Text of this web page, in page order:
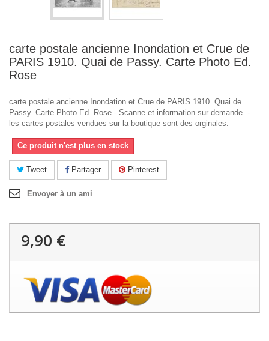
carte postale ancienne Inondation et Crue de
PARIS 1910. Quai de Passy. Carte Photo Ed.
Rose
carte postale ancienne Inondation et Crue de PARIS 1910. Quai de
Passy. Carte Photo Ed. Rose - Scanne et information sur demande. -
les cartes postales vendues sur la boutique sont des orginales.
Ce produit n'est plus en stock
Tweet Partager Pinterest
Envoyer à un ami
9,90 €